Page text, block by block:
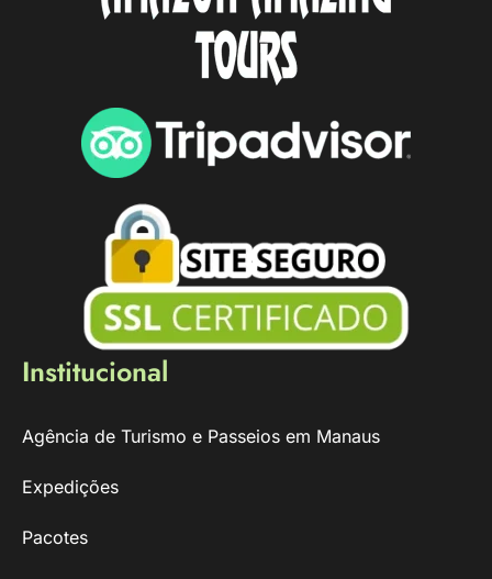
Institucional
Agência de Turismo e Passeios em Manaus
Expedições
Pacotes